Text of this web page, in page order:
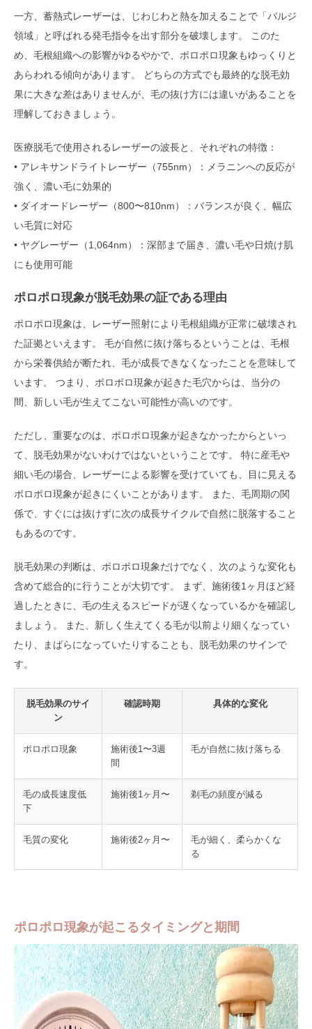
一方、蓄熱式レーザーは、じわじわと熱を加えることで「バルジ
領域」と呼ばれる発毛指令を出す部分を破壊します。 このた
め、毛根組織への影響がゆるやかで、ポロポロ現象もゆっくりと
あらわれる傾向があります。 どちらの方式でも最終的な脱毛効
果に大きな差はありませんが、毛の抜け方には違いがあることを
理解しておきましょう。
医療脱毛で使用されるレーザーの波長と、それぞれの特徴：
• アレキサンドライトレーザー（755nm）：メラニンへの反応が
強く、濃い毛に効果的
• ダイオードレーザー（800〜810nm）：バランスが良く、幅広
い毛質に対応
• ヤグレーザー（1,064nm）：深部まで届き、濃い毛や日焼け肌
にも使用可能
ポロポロ現象が脱毛効果の証である理由
ポロポロ現象は、レーザー照射により毛根組織が正常に破壊され
た証拠といえます。 毛が自然に抜け落ちるということは、毛根
から栄養供給が断たれ、毛が成長できなくなったことを意味して
います。 つまり、ポロポロ現象が起きた毛穴からは、当分の
間、新しい毛が生えてこない可能性が高いのです。
ただし、重要なのは、ポロポロ現象が起きなかったからといっ
て、脱毛効果がないわけではないということです。 特に産毛や
細い毛の場合、レーザーによる影響を受けていても、目に見える
ポロポロ現象が起きにくいことがあります。 また、毛周期の関
係で、すぐには抜けずに次の成長サイクルで自然に脱落すること
もあるのです。
脱毛効果の判断は、ポロポロ現象だけでなく、次のような変化も
含めて総合的に行うことが大切です。 まず、施術後1ヶ月ほど経
過したときに、毛の生えるスピードが遅くなっているかを確認し
ましょう。 また、新しく生えてくる毛が以前より細くなってい
たり、まばらになっていたりすることも、脱毛効果のサインで
す。
脱毛効果のサイ
ン
確認時期 具体的な変化
ポロポロ現象
施術後1〜3週
間
毛が自然に抜け落ちる
毛の成長速度低
下
施術後1ヶ月〜 剃毛の頻度が減る
毛質の変化 施術後2ヶ月〜
毛が細く、柔らかくな
る
ポロポロ現象が起こるタイミングと期間